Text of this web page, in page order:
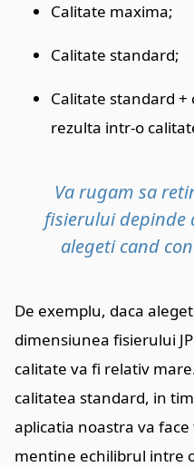
Calitate maxima;
Calitate standard;
Calitate standard +
rezulta intr-o
Va rugam sa
fisierului depinde
alegeti cand
De exemplu, daca
dimensiunea fisierului
calitate va fi relativ
calitatea standard, in
aplicatia noastra va
mentine echilibrul intre